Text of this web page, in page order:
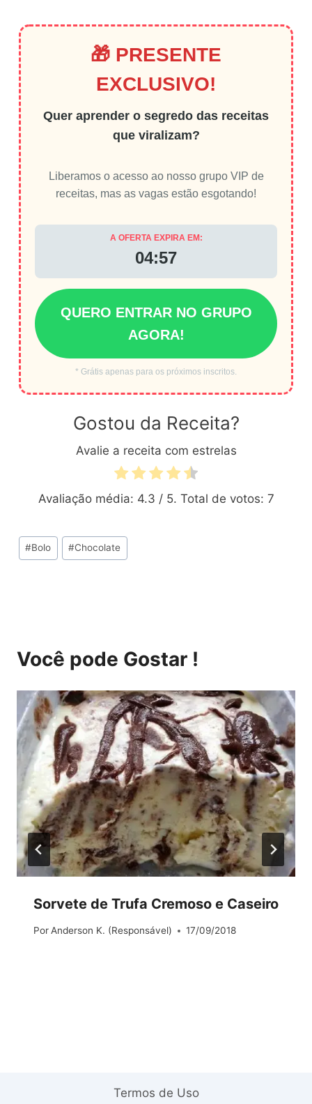
🎁 PRESENTE
EXCLUSIVO!
Quer aprender o segredo das receitas
que viralizam?
Liberamos o acesso ao nosso grupo VIP de
receitas, mas as vagas estão esgotando!
A OFERTA EXPIRA EM:
04:56
QUERO ENTRAR NO GRUPO
AGORA!
* Grátis apenas para os próximos inscritos.
Gostou da Receita?
Avalie a receita com estrelas
Avaliação média: 4.3 / 5. Total de votos: 7
Tags
do
#Bolo #Chocolate
Você pode Gostar !
Sorvete de Trufa Cremoso e Caseiro
Por Anderson K. (Responsável) 17/09/2018
Termos de Uso